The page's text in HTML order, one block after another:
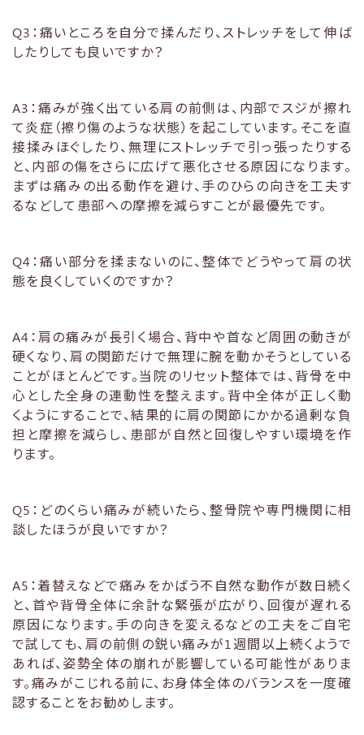
Q3：痛いところを自分で揉んだり、ストレッチをして伸ば
したりしても良いですか？
A3：痛みが強く出ている肩の前側は、内部でスジが擦れ
て炎症（擦り傷のような状態）を起こしています。そこを直
接揉みほぐしたり、無理にストレッチで引っ張ったりする
と、内部の傷をさらに広げて悪化させる原因になります。
まずは痛みの出る動作を避け、手のひらの向きを工夫す
るなどして患部への摩擦を減らすことが最優先です。
Q4：痛い部分を揉まないのに、整体でどうやって肩の状
態を良くしていくのですか？
A4：肩の痛みが長引く場合、背中や首など周囲の動きが
硬くなり、肩の関節だけで無理に腕を動かそうとしている
ことがほとんどです。当院のリセット整体では、背骨を中
心とした全身の連動性を整えます。背中全体が正しく動
くようにすることで、結果的に肩の関節にかかる過剰な負
担と摩擦を減らし、患部が自然と回復しやすい環境を作
ります。
Q5：どのくらい痛みが続いたら、整骨院や専門機関に相
談したほうが良いですか？
A5：着替えなどで痛みをかばう不自然な動作が数日続く
と、首や背骨全体に余計な緊張が広がり、回復が遅れる
原因になります。手の向きを変えるなどの工夫をご自宅
で試しても、肩の前側の鋭い痛みが1週間以上続くようで
あれば、姿勢全体の崩れが影響している可能性がありま
す。痛みがこじれる前に、お身体全体のバランスを一度確
認することをお勧めします。